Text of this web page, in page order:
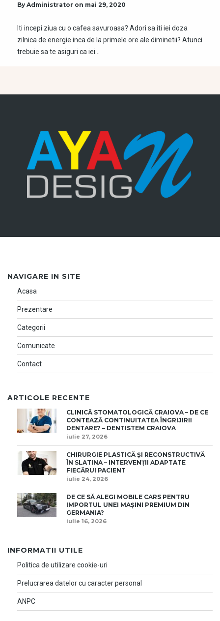
By Administrator on mai 29, 2020
Iti incepi ziua cu o cafea savuroasa? Adori sa iti iei doza
zilnica de energie inca de la primele ore ale diminetii? Atunci
trebuie sa te asiguri ca iei…
NAVIGARE IN SITE
Acasa
Prezentare
Categorii
Comunicate
Contact
ARTICOLE RECENTE
CLINICĂ STOMATOLOGICĂ CRAIOVA – DE CE
CONTEAZĂ CONTINUITATEA ÎNGRIJIRII
DENTARE? – DENTISTEM CRAIOVA
iulie 27, 2026
CHIRURGIE PLASTICĂ ȘI RECONSTRUCTIVĂ
ÎN SLATINA – INTERVENȚII ADAPTATE
FIECĂRUI PACIENT
iulie 24, 2026
DE CE SĂ ALEGI MOBILE CARS PENTRU
IMPORTUL UNEI MAȘINI PREMIUM DIN
GERMANIA?
iulie 16, 2026
INFORMATII UTILE
Politica de utilizare cookie-uri
Prelucrarea datelor cu caracter personal
ANPC